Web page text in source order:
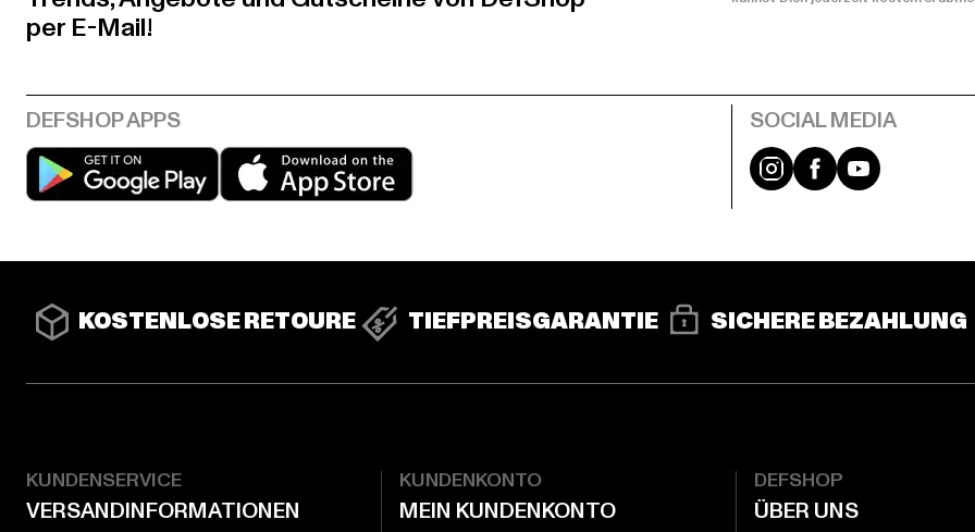
per E-Mail!
Play market App store Instagram
FacebookYouTube
KOSTENLOSE RETOURE TIEFPREISGARANTIE SICHERE BEZAHLUNG
KUNDENSERVICE
VERSANDINFORMATIONEN
KUNDENKONTO
MEIN KUNDENKONTO
DEFSHOP
ÜBER UNS